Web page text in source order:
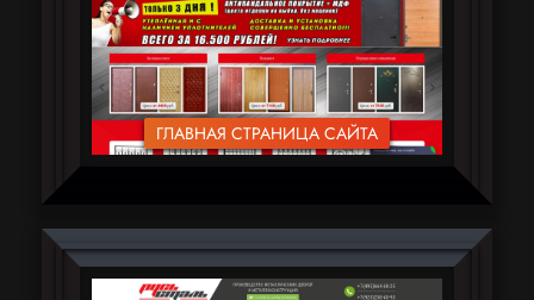
ГЛАВНАЯ СТРАНИЦА САЙТА